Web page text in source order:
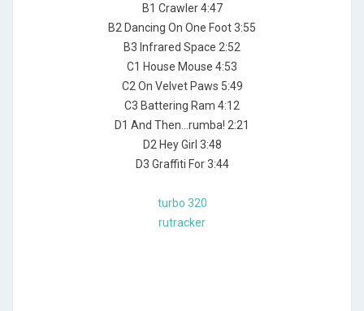
B1 Crawler 4:47
B2 Dancing On One Foot 3:55
B3 Infrared Space 2:52
C1 House Mouse 4:53
C2 On Velvet Paws 5:49
C3 Battering Ram 4:12
D1 And Then...rumba! 2:21
D2 Hey Girl 3:48
D3 Graffiti For 3:44
turbo 320
rutracker